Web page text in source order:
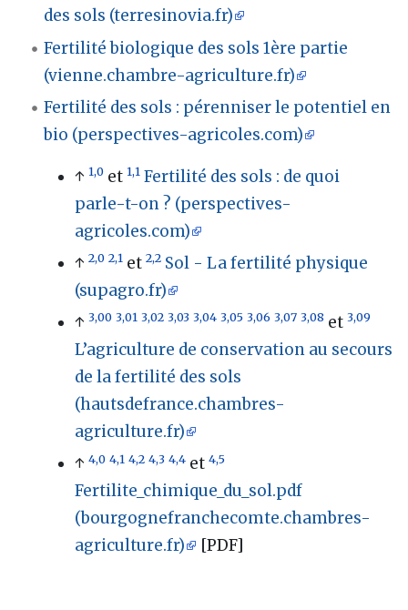
des sols (terresinovia.fr)
Fertilité biologique des sols 1ère partie
(vienne.chambre-agriculture.fr)
Fertilité des sols : pérenniser le potentiel en
bio (perspectives-agricoles.com)
↑1,0 et1,1 Fertilité des sols : de quoi
parle-t-on ? (perspectives-
agricoles.com)
↑2,0 2,1 et2,2 Sol - La fertilité physique
(supagro.fr)
↑3,00 3,01 3,02 3,03 3,04 3,05 3,06 3,07 3,08 et3,09
L’agriculture de conservation au secours
de la fertilité des sols
(hautsdefrance.chambres-
agriculture.fr)
↑4,0 4,1 4,2 4,3 4,4 et4,5
Fertilite_chimique_du_sol.pdf
(bourgognefranchecomte.chambres-
agriculture.fr)
[PDF]